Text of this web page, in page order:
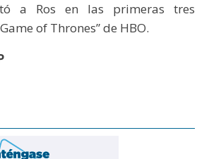
a Ros en las primeras tres
of Thrones” de HBO.